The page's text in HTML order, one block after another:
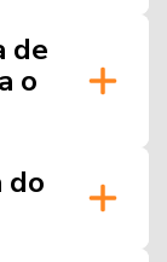
de
o
do